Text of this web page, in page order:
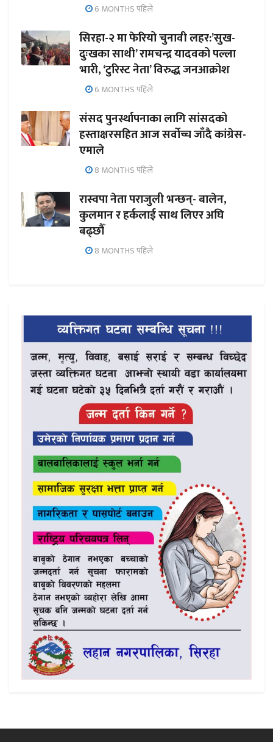
6 MONTHS पहिले
सिरहा-२ मा फेरियो चुनावी लहर:’सुख-
दुःखका साथी’ रामचन्द्र यादवको पल्ला
भारी, ‘टुरिस्ट नेता’ विरुद्ध जनआक्रोश
6 MONTHS पहिले
संसद पुनर्स्थापनाका लागि सांसदको
हस्ताक्षरसहित आज सर्वोच्च जाँदै कांग्रेस-
एमाले
8 MONTHS पहिले
रास्वपा नेता पराजुली भन्छन्- बालेन,
कुलमान र हर्कलाई साथ लिएर अघि
बढ्छौँ
8 MONTHS पहिले